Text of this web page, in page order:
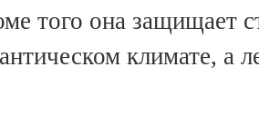
того она защищает
климате, а